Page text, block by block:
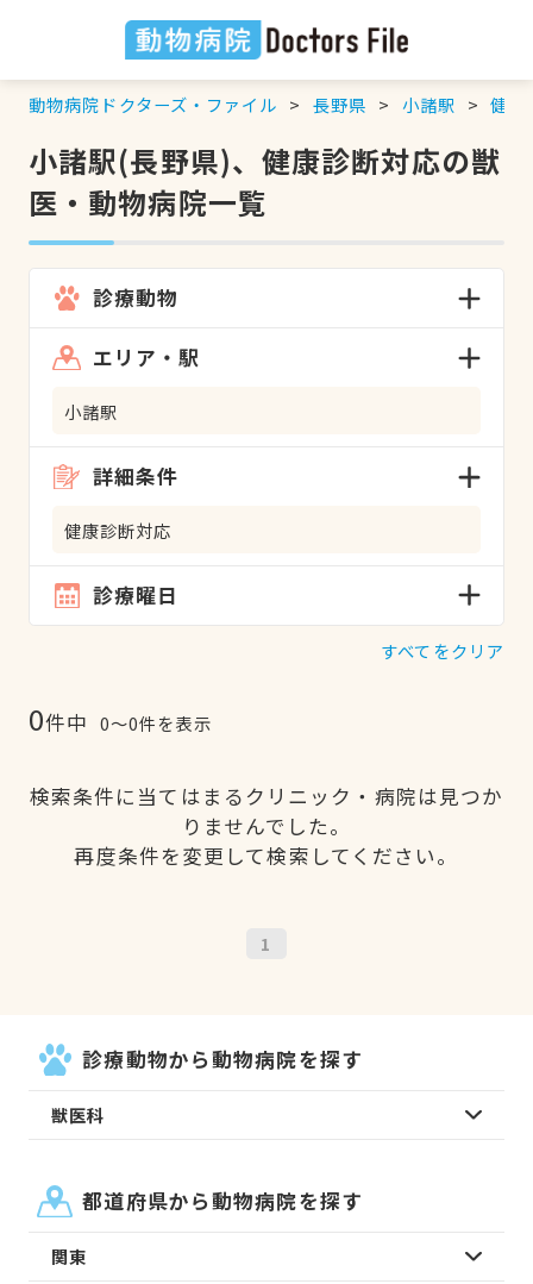
動物病院ドクターズ・ファイル 長野県 小諸駅 健康
小諸駅(長野県)、健康診断対応の獣
医・動物病院一覧
診療動物
エリア・駅
小諸駅
詳細条件
健康診断対応
診療曜日
すべてをクリア
0件中 0〜0件を表示
検索条件に当てはまるクリニック・病院は見つか
りませんでした。
再度条件を変更して検索してください。
1
診療動物から動物病院を探す
獣医科
都道府県から動物病院を探す
関東